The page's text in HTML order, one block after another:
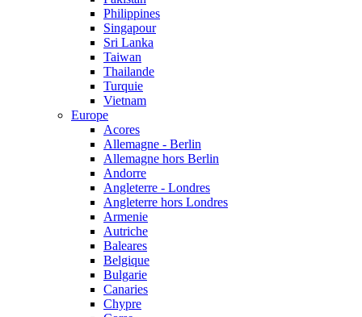
Philippines
Singapour
Sri Lanka
Taiwan
Thailande
Turquie
Vietnam
Europe
Acores
Allemagne - Berlin
Allemagne hors Berlin
Andorre
Angleterre - Londres
Angleterre hors Londres
Armenie
Autriche
Baleares
Belgique
Bulgarie
Canaries
Chypre